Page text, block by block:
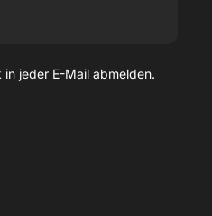
jeder E-Mail abmelden.